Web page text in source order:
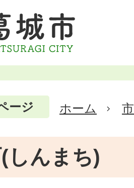
ージ ホーム
しんまち)